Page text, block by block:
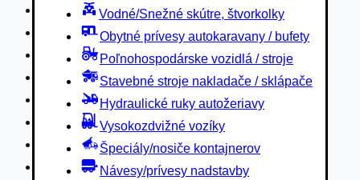
Vodné/Snežné skútre, štvorkolky
Obytné prívesy autokaravany / bufety
Poľnohospodárske vozidlá / stroje
Stavebné stroje nakladače / sklápače
Hydraulické ruky autožeriavy
Vysokozdvižné vozíky
Špeciály/nosiče kontajnerov
Návesy/prívesy nadstavby
Stavebné stroje nakladače / sklápače
Hydraulické ruky autožeriavy
Vysokozdvižné vozíky
Špeciály/nosiče kontajnerov
Návesy/prívesy nadstavby
Privesné vozíky
Lode/člny, lietadlá/vznášadlá
Pneumatiky disky